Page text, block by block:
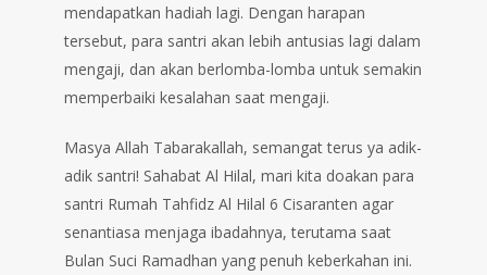
mendapatkan hadiah lagi. Dengan harapan
tersebut, para santri akan lebih antusias lagi dalam
mengaji, dan akan berlomba-lomba untuk semakin
memperbaiki kesalahan saat mengaji.
Masya Allah Tabarakallah, semangat terus ya adik-
adik santri! Sahabat Al Hilal, mari kita doakan para
santri Rumah Tahfidz Al Hilal 6 Cisaranten agar
senantiasa menjaga ibadahnya, terutama saat
Bulan Suci Ramadhan yang penuh keberkahan ini.